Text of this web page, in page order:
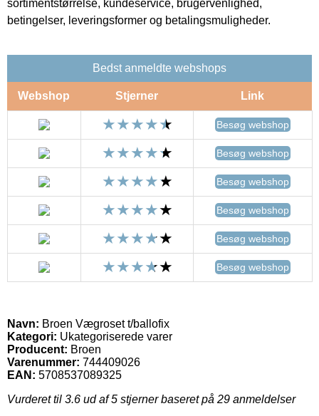
sortimentstørrelse, kundeservice, brugervenlighed,
betingelser, leveringsformer og betalingsmuligheder.
Bedst anmeldte webshops
Webshop Stjerner Link
Besøg webshop
Besøg webshop
Besøg webshop
Besøg webshop
Besøg webshop
Besøg webshop
Navn: Broen Vægroset t/ballofix
Kategori: Ukategoriserede varer
Producent: Broen
Varenummer: 744409026
EAN: 5708537089325
Vurderet til 3.6 ud af 5 stjerner baseret på 29 anmeldelser